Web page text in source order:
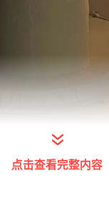
打开今日头条查看图片详情
点击查看完整内容